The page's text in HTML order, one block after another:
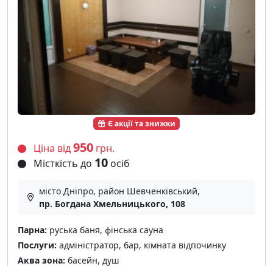
Є акції та знижки
Ціна від950 грн.
Місткість до 10 осіб
місто Дніпро, район Шевченківський,
пр. Богдана Хмельницького, 108
Парна: руська баня, фінська сауна
Послуги: адміністратор, бар, кімната відпочинку
Аква зона: басейн, душ